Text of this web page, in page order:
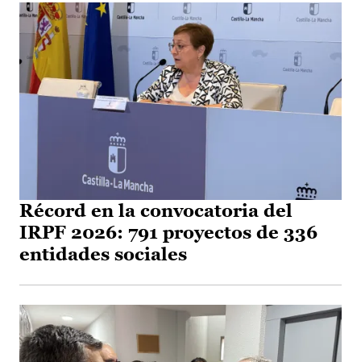
Récord en la convocatoria del
IRPF 2026: 791 proyectos de 336
entidades sociales